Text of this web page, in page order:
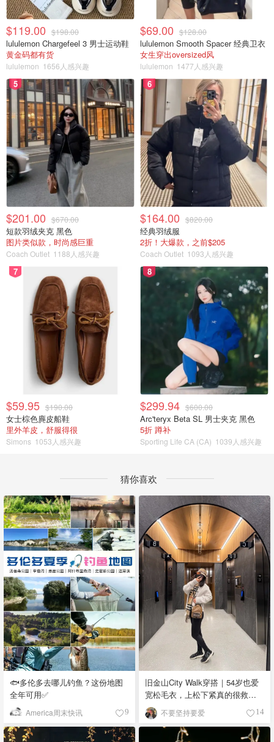
$119.00 $198.00
lululemon Chargefeel 3 男士运动鞋
黄金码都有货
lululemon 1656人感兴趣
$69.00 $128.00
lululemon Smooth Spacer 经典卫衣
女生穿出oversized风
lululemon 1477人感兴趣
5
$201.00 $670.00
短款羽绒夹克 黑色
图片类似款，时尚感巨重
Coach Outlet 1188人感兴趣
6
$164.00 $820.00
经典羽绒服
2折！大爆款，之前$205
Coach Outlet 1093人感兴趣
7
$59.95 $190.00
女士棕色麂皮船鞋
里外羊皮，舒服得很
Simons 1053人感兴趣
8
$299.94 $600.00
Arc'teryx Beta SL 男士夹克 黑色
5折 蹲补
Sporting Life CA (CA) 1039人感兴趣
猜你喜欢
🐟多伦多去哪儿钓鱼？这份地图
全年可用✅
America周末快讯 9
旧金山City Walk穿搭｜54岁也爱
宽松毛衣，上松下紧真的很救比
例
不要坚持要爱 14